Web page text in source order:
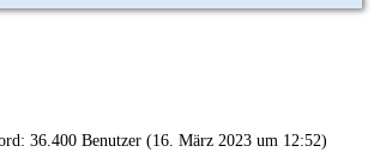
36.400 Benutzer (16. März 2023 um 12:52)